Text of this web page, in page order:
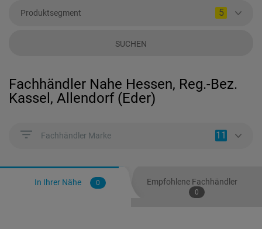
Produktsegment 5
SUCHEN
Fachhändler Nahe Hessen, Reg.-Bez.
Kassel, Allendorf (Eder)
Fachhändler Marke 11
In Ihrer Nähe 0 Empfohlene Fachhändler
0